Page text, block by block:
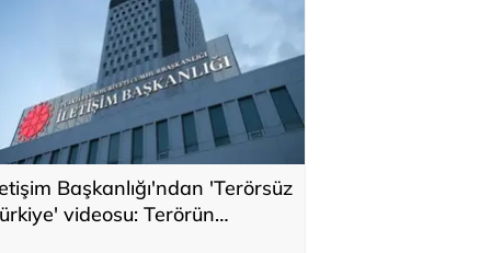
Başkanlığı'ndan 'Terörsüz
videosu: Terörün